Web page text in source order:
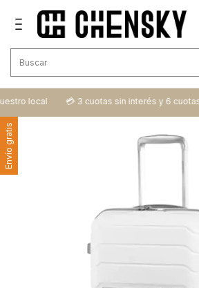
💳​ 3 cuotas sin interés y 6 cuotas sin
Envío gratis